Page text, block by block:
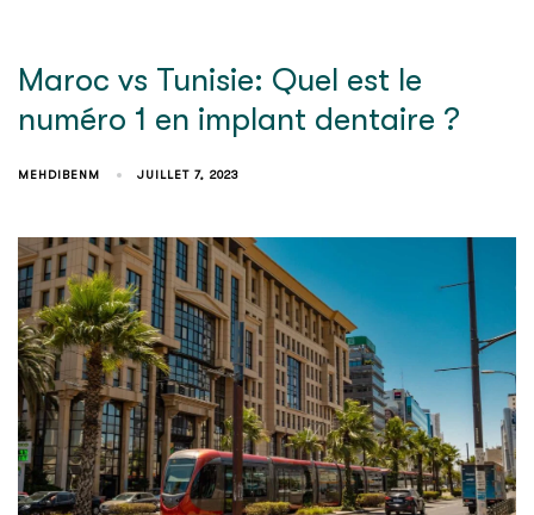
Maroc vs Tunisie: Quel est le
numéro 1 en implant dentaire ?
MEHDIBENM JUILLET 7, 2023